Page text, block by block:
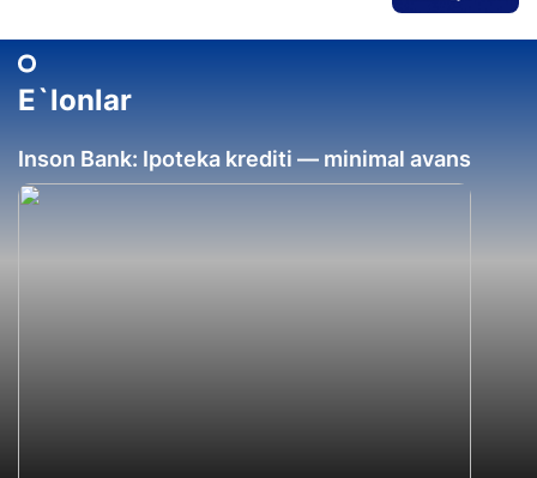
E`lonlar
Inson Bank: Ipoteka krediti — minimal avans